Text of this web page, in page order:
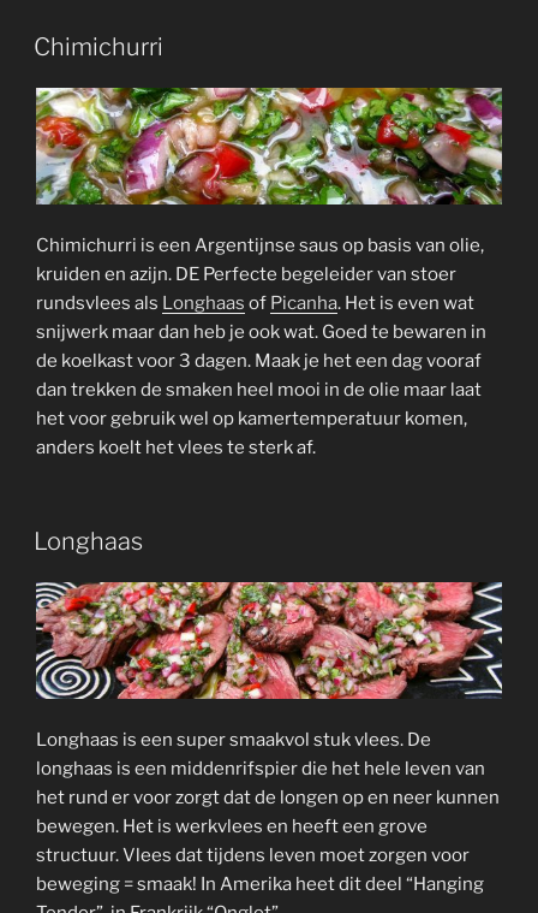
Chimichurri
Chimichurri is een Argentijnse saus op basis van olie,
kruiden en azijn. DE Perfecte begeleider van stoer
rundsvlees als Longhaas of Picanha. Het is even wat
snijwerk maar dan heb je ook wat. Goed te bewaren in
de koelkast voor 3 dagen. Maak je het een dag vooraf
dan trekken de smaken heel mooi in de olie maar laat
het voor gebruik wel op kamertemperatuur komen,
anders koelt het vlees te sterk af.
Longhaas
Longhaas is een super smaakvol stuk vlees. De
longhaas is een middenrifspier die het hele leven van
het rund er voor zorgt dat de longen op en neer kunnen
bewegen. Het is werkvlees en heeft een grove
structuur. Vlees dat tijdens leven moet zorgen voor
beweging = smaak! In Amerika heet dit deel “Hanging